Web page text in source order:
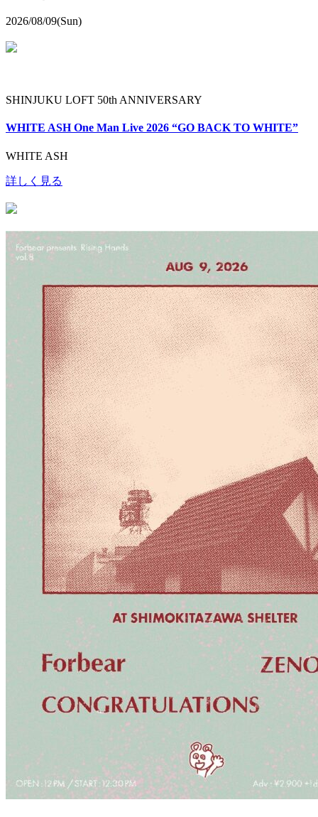
2026/08/09(Sun)
SHINJUKU LOFT 50th ANNIVERSARY
WHITE ASH One Man Live 2026 “GO BACK TO WHITE”
WHITE ASH
詳しく見る